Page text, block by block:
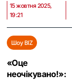
15 жовтня 2025,
19:21
Шоу BIZ
«Оце
неочікувано!»: